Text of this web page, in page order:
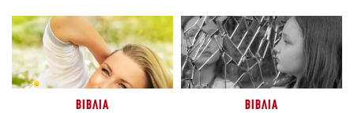
ΒΙΒΛΊΑ ΒΙΒΛΊΑ